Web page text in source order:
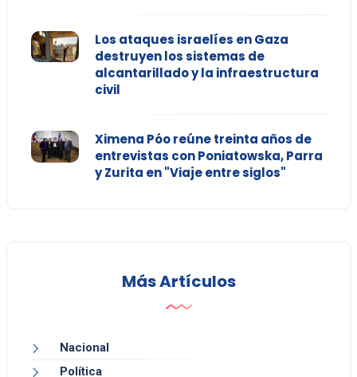
Los ataques israelíes en Gaza
destruyen los sistemas de
alcantarillado y la infraestructura
civil
Ximena Póo reúne treinta años de
entrevistas con Poniatowska, Parra
y Zurita en "Viaje entre siglos"
Más Artículos
Nacional
Política